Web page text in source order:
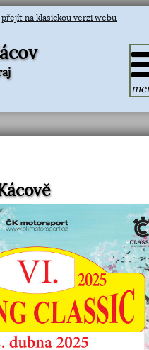
přejít na klasickou verzi webu